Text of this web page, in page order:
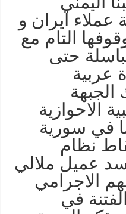
ايران و
التام مع
حتى
الجبهة
سورية
نظام
عميل ملالي
الاجرامي
في